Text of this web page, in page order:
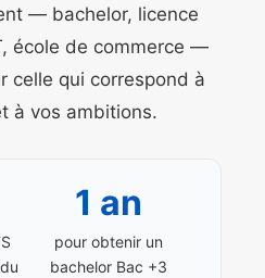
— bachelor, licence
école de commerce —
celle qui correspond à
à vos ambitions.
1 an
pour obtenir un
bachelor Bac +3